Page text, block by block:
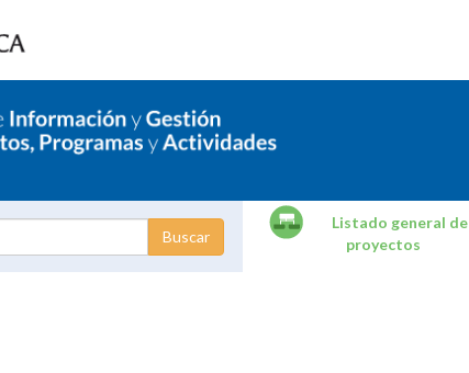
Listado general de
proyectos